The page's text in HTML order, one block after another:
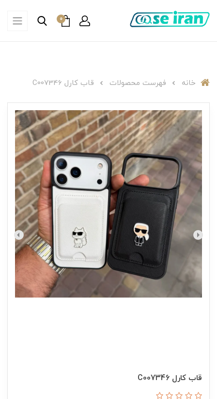
0
خانه فهرست محصولات قاب کارل C007346
قاب کارل C007346